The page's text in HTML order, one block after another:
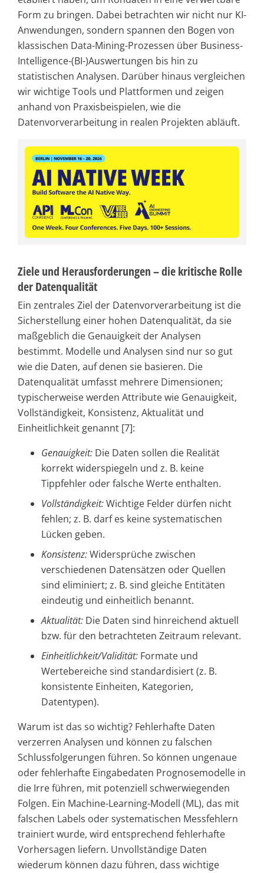
Form zu bringen. Dabei betrachten wir nicht nur KI-
Anwendungen, sondern spannen den Bogen von
klassischen Data-Mining-Prozessen über Business-
Intelligence-(BI-)Auswertungen bis hin zu
statistischen Analysen. Darüber hinaus vergleichen
wir wichtige Tools und Plattformen und zeigen
anhand von Praxisbeispielen, wie die
Datenvorverarbeitung in realen Projekten abläuft.
Ziele und Herausforderungen – die kritische Rolle
der Datenqualität
Ein zentrales Ziel der Datenvorverarbeitung ist die
Sicherstellung einer hohen Datenqualität, da sie
maßgeblich die Genauigkeit der Analysen
bestimmt. Modelle und Analysen sind nur so gut
wie die Daten, auf denen sie basieren. Die
Datenqualität umfasst mehrere Dimensionen;
typischerweise werden Attribute wie Genauigkeit,
Vollständigkeit, Konsistenz, Aktualität und
Einheitlichkeit genannt [7]:
Genauigkeit: Die Daten sollen die Realität
korrekt widerspiegeln und z. B. keine
Tippfehler oder falsche Werte enthalten.
Vollständigkeit:Wichtige Felder dürfen nicht
fehlen; z. B. darf es keine systematischen
Lücken geben.
Konsistenz:Widersprüche zwischen
verschiedenen Datensätzen oder Quellen
sind eliminiert; z. B. sind gleiche Entitäten
eindeutig und einheitlich benannt.
Aktualität: Die Daten sind hinreichend aktuell
bzw. für den betrachteten Zeitraum relevant.
Einheitlichkeit/Validität: Formate und
Wertebereiche sind standardisiert (z. B.
konsistente Einheiten, Kategorien,
Datentypen).
Warum ist das so wichtig? Fehlerhafte Daten
verzerren Analysen und können zu falschen
Schlussfolgerungen führen. So können ungenaue
oder fehlerhafte Eingabedaten Prognosemodelle in
die Irre führen, mit potenziell schwerwiegenden
Folgen. Ein Machine-Learning-Modell (ML), das mit
falschen Labels oder systematischen Messfehlern
trainiert wurde, wird entsprechend fehlerhafte
Vorhersagen liefern. Unvollständige Daten
wiederum können dazu führen, dass wichtige